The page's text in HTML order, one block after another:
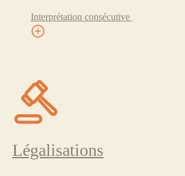
Interprétation consécutive
Légalisations